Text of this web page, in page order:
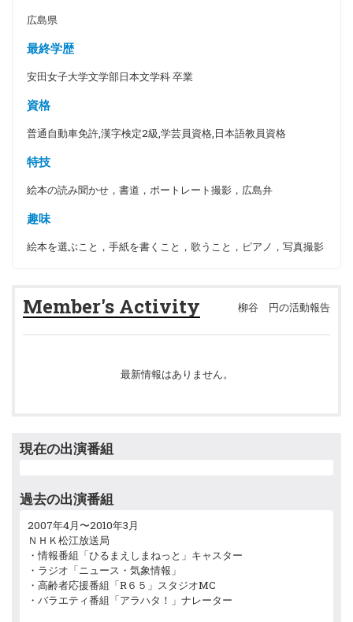
広島県
最終学歴
安田女子大学文学部日本文学科 卒業
資格
普通自動車免許,漢字検定2級,学芸員資格,日本語教員資格
特技
絵本の読み聞かせ，書道，ポートレート撮影，広島弁
趣味
絵本を選ぶこと，手紙を書くこと，歌うこと，ピアノ，写真撮影
Member's Activity 柳谷 円の活動報告
最新情報はありません。
現在の出演番組
過去の出演番組
2007年4月〜2010年3月
ＮＨＫ松江放送局
・情報番組「ひるまえしまねっと」キャスター
・ラジオ「ニュース・気象情報」
・高齢者応援番組「R６５」スタジオMC
・バラエティ番組「アラハタ！」ナレーター